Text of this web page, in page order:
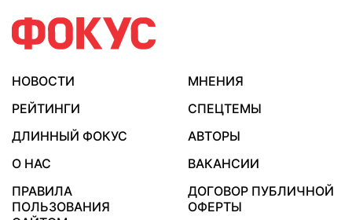
НОВОСТИ
МНЕНИЯ
РЕЙТИНГИ
СПЕЦТЕМЫ
ДЛИННЫЙ ФОКУС
АВТОРЫ
О НАС
ВАКАНСИИ
ПРАВИЛА
ПОЛЬЗОВАНИЯ
ДОГОВОР ПУБЛИЧНОЙ
ОФЕРТЫ